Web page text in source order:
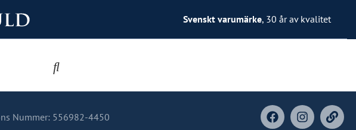
Svenskt varumärke, 30 år av kvalitet
Nummer: 556982-4450